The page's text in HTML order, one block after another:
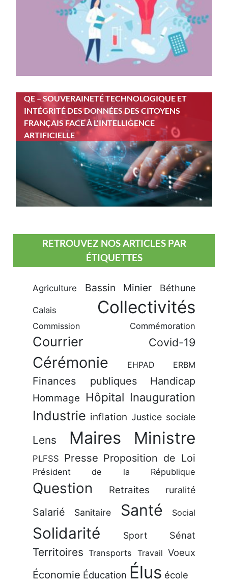
QE – SOUVERAINETÉ TECHNOLOGIQUE ET
INTÉGRITÉ DES DONNÉES DES CITOYENS
FRANÇAIS FACE À L’INTELLIGENCE
ARTIFICIELLE
RETROUVEZ NOS ARTICLES PAR
ÉTIQUETTES
Agriculture Bassin Minier Béthune
Calais Collectivités
Commission Commémoration
Courrier Covid-19
Cérémonie EHPAD ERBM
Finances publiques Handicap
Hommage Hôpital Inauguration
Industrie inflation Justice sociale
Lens Maires Ministre
PLFSS Presse Proposition de Loi
Président de la République
Question Retraites ruralité
Salarié Sanitaire Santé Social
Solidarité Sport Sénat
Territoires Transports Travail Voeux
Économie Éducation Élus école